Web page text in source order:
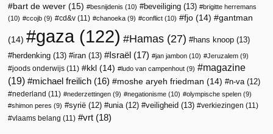
bart de wever (15) besnijdenis (10) beveiliging (13)
brigitte herremans
(10)
ccojb (9) cd&v (11) chanoeka (9) conflict (10) fjo (14) gantman
(14) gaza (122) Hamas (27) hans knoop (13)
herdenking (13) iran (13) Israël (17) jan jambon (10) Jeruzalem (9)
joods onderwijs (11) kkl (14) ludo van campenhout (9)
magazine
(19)
michael freilich (16) moshe aryeh friedman (14) n-va (12)
nederland (11) nederzettingen (9) negationisme (10) olympische spelen (9)
shimon peres (9) syrië (12) unia (12) veiligheid (13) verkiezingen (11)
vlaams belang (11) vrt (18)